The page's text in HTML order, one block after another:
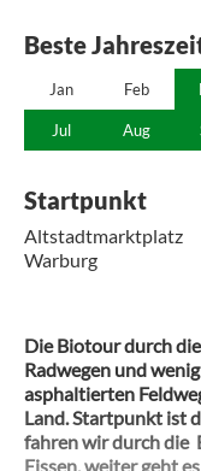
Beste
Jan Feb
Jul Aug
Startpunkt
Altstadtmarktplatz
Warburg
Die Biotour durch
Radwegen und
asphaltierten
Land. Startpunkt ist
fahren wir durch die
Eissen, weiter geht